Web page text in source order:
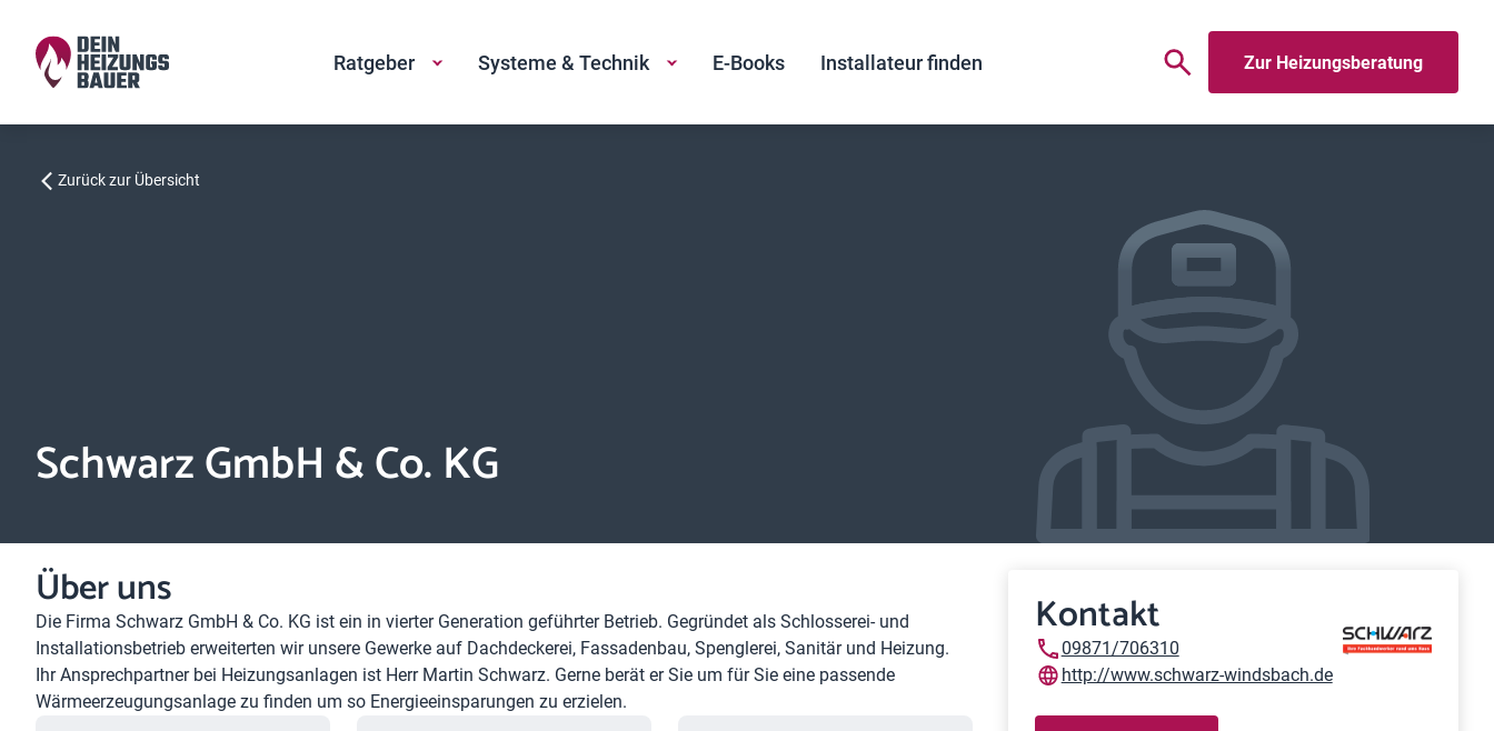
Ratgeber Systeme & Technik E-Books Installateur finden Zur Heizungsberatung
Zurück zur Übersicht
Schwarz GmbH & Co. KG
Über uns
Die Firma Schwarz GmbH & Co. KG ist ein in vierter Generation geführter Betrieb. Gegründet als Schlosserei- und
Installationsbetrieb erweiterten wir unsere Gewerke auf Dachdeckerei, Fassadenbau, Spenglerei, Sanitär und Heizung.
Ihr Ansprechpartner bei Heizungsanlagen ist Herr Martin Schwarz. Gerne berät er Sie um für Sie eine passende
Wärmeerzeugungsanlage zu finden um so Energieeinsparungen zu erzielen.
Kontakt
09871/706310
http://www.schwarz-windsbach.de